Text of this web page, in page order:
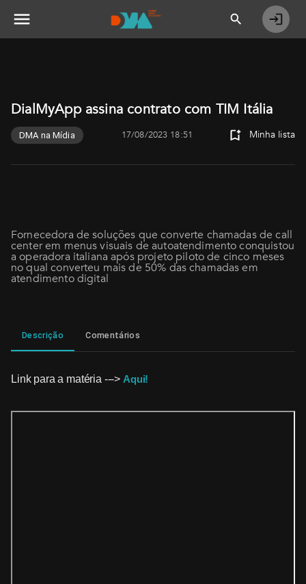
DialMyApp assina contrato com TIM Itália
DMA na Mídia 17/08/2023 18:51 Minha lista
Fornecedora de soluções que converte chamadas de call
center em menus visuais de autoatendimento conquistou
a operadora italiana após projeto piloto de cinco meses
no qual converteu mais de 50% das chamadas em
atendimento digital
Descrição Comentários
Link para a matéria ---> Aqui!